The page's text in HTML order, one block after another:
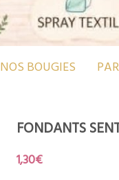
NOS BOUGIES
FONDANTS
1,30€